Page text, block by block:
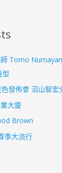
Tomo
型
發佈會 沼山智宏
大廈
Brown
季大流行